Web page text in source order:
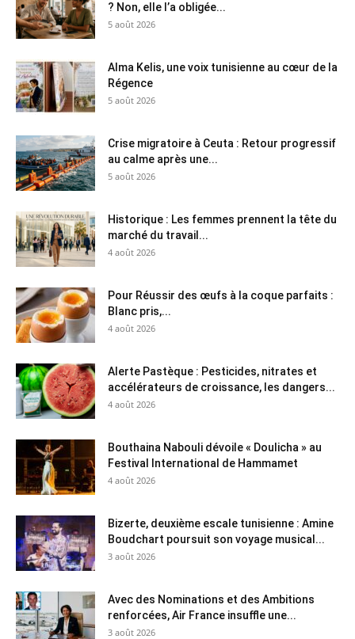
? Non, elle l’a obligée...
5 août 2026
Alma Kelis, une voix tunisienne au cœur de la
Régence
5 août 2026
Crise migratoire à Ceuta : Retour progressif
au calme après une...
5 août 2026
Historique : Les femmes prennent la tête du
marché du travail...
4 août 2026
Pour Réussir des œufs à la coque parfaits :
Blanc pris,...
4 août 2026
Alerte Pastèque : Pesticides, nitrates et
accélérateurs de croissance, les dangers...
4 août 2026
Bouthaina Nabouli dévoile « Doulicha » au
Festival International de Hammamet
4 août 2026
Bizerte, deuxième escale tunisienne : Amine
Boudchart poursuit son voyage musical...
3 août 2026
Avec des Nominations et des Ambitions
renforcées, Air France insuffle une...
3 août 2026